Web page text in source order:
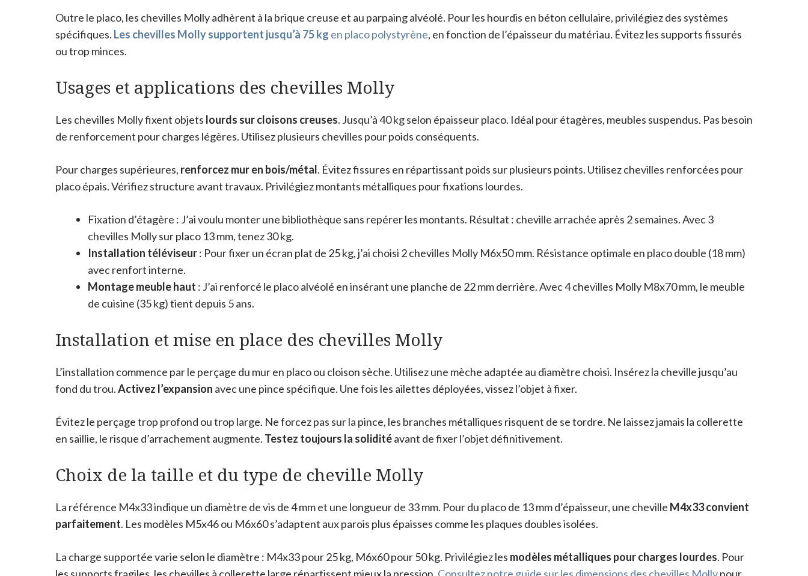
Outre le placo, les chevilles Molly adhèrent à la brique creuse et au parpaing alvéolé. Pour les hourdis en béton cellulaire, privilégiez des systèmes
spécifiques. Les chevilles Molly supportent jusqu’à 75 kg en placo polystyrène, en fonction de l’épaisseur du matériau. Évitez les supports fissurés
ou trop minces.
Usages et applications des chevilles Molly
Les chevilles Molly fixent objets lourds sur cloisons creuses. Jusqu’à 40 kg selon épaisseur placo. Idéal pour étagères, meubles suspendus. Pas besoin
de renforcement pour charges légères. Utilisez plusieurs chevilles pour poids conséquents.
Pour charges supérieures, renforcez mur en bois/métal. Évitez fissures en répartissant poids sur plusieurs points. Utilisez chevilles renforcées pour
placo épais. Vérifiez structure avant travaux. Privilégiez montants métalliques pour fixations lourdes.
Fixation d’étagère : J’ai voulu monter une bibliothèque sans repérer les montants. Résultat : cheville arrachée après 2 semaines. Avec 3
chevilles Molly sur placo 13 mm, tenez 30 kg.
Installation téléviseur: Pour fixer un écran plat de 25 kg, j’ai choisi 2 chevilles Molly M6x50 mm. Résistance optimale en placo double (18 mm)
avec renfort interne.
Montage meuble haut : J’ai renforcé le placo alvéolé en insérant une planche de 22 mm derrière. Avec 4 chevilles Molly M8x70 mm, le meuble
de cuisine (35 kg) tient depuis 5 ans.
Installation et mise en place des chevilles Molly
L’installation commence par le perçage du mur en placo ou cloison sèche. Utilisez une mèche adaptée au diamètre choisi. Insérez la cheville jusqu’au
fond du trou.Activez l’expansion avec une pince spécifique. Une fois les ailettes déployées, vissez l’objet à fixer.
Évitez le perçage trop profond ou trop large. Ne forcez pas sur la pince, les branches métalliques risquent de se tordre. Ne laissez jamais la collerette
en saillie, le risque d’arrachement augmente. Testez toujours la soliditéavant de fixer l’objet définitivement.
Choix de la taille et du type de cheville Molly
La référence M4x33 indique un diamètre de vis de 4 mm et une longueur de 33 mm. Pour du placo de 13 mm d’épaisseur, une cheville M4x33 convient
parfaitement. Les modèles M5x46 ou M6x60 s’adaptent aux parois plus épaisses comme les plaques doubles isolées.
La charge supportée varie selon le diamètre : M4x33 pour 25 kg, M6x60 pour 50 kg. Privilégiez les modèles métalliques pour charges lourdes. Pour